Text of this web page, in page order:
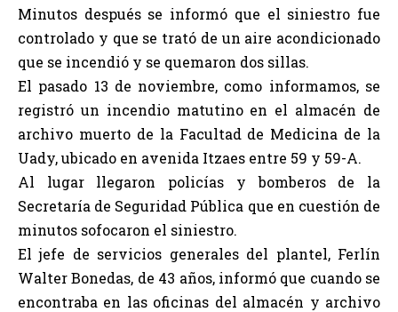
Minutos después se informó que el siniestro fue
controlado y que se trató de un aire acondicionado
que se incendió y se quemaron dos sillas.
El pasado 13 de noviembre, como informamos, se
registró un incendio matutino en el almacén de
archivo muerto de la Facultad de Medicina de la
Uady, ubicado en avenida Itzaes entre 59 y 59-A.
Al lugar llegaron policías y bomberos de la
Secretaría de Seguridad Pública que en cuestión de
minutos sofocaron el siniestro.
El jefe de servicios generales del plantel, Ferlín
Walter Bonedas, de 43 años, informó que cuando se
encontraba en las oficinas del almacén y archivo